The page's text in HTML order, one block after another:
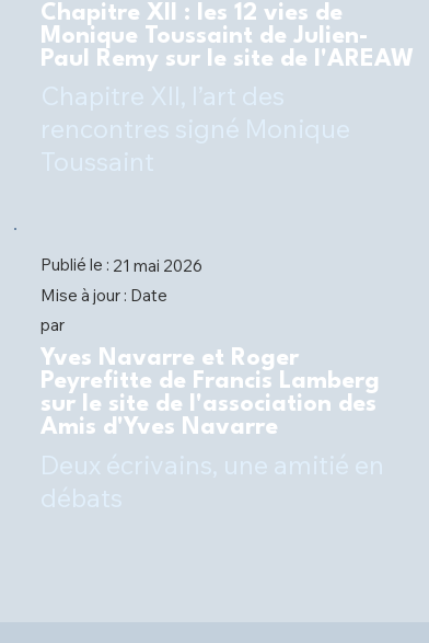
Chapitre XII : les 12 vies de
Monique Toussaint de Julien-
Paul Remy sur le site de l'AREAW
Publié le : 21 mai 2026
Mise à jour : Date
par
Yves Navarre et Roger
Peyrefitte de Francis Lamberg
sur le site de l'association des
Amis d'Yves Navarre